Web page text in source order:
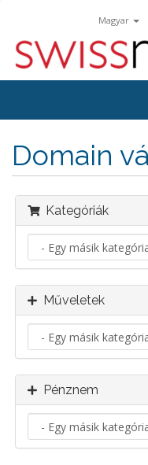
Magyar
Domain
Kategóriák
Műveletek
Pénznem